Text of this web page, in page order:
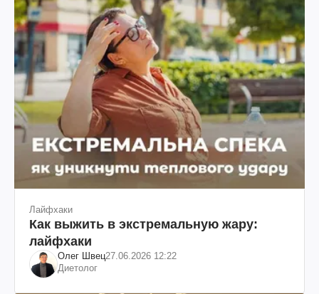
Лайфхаки
Как выжить в экстремальную жару:
лайфхаки
Олег Швец27.06.2026 12:22
Диетолог